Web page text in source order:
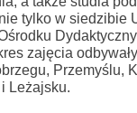
tylko w siedzibie
zajęcia
Przemyślu,
Leżajsku.